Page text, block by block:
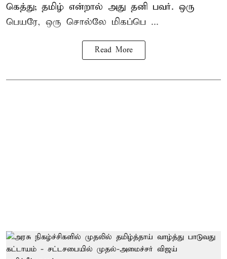
கெத்து; தமிழ் என்றால் அது தனி பவர். ஒரு
பெயரே, ஒரு சொல்லே மிகப்பெ ...
Read More